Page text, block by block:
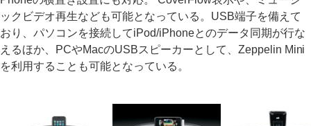
ックビデオ再生なども可能となっている。USB端子を備えて
おり、パソコンを接続してiPod/iPhoneとのデータ同期が行な
えるほか、PCやMacのUSBスピーカーとして、Zeppelin Mini
を利用することも可能となっている。